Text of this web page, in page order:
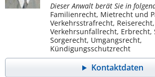
Dieser Anwalt berät Sie in
Familienrecht, Mietrecht und
Verkehrsstrafrecht,
Verkehrsunfallrecht, Erbrecht,
Sorgerecht, Umgangsrecht,
Kündigungsschutzrecht
Kontaktdaten